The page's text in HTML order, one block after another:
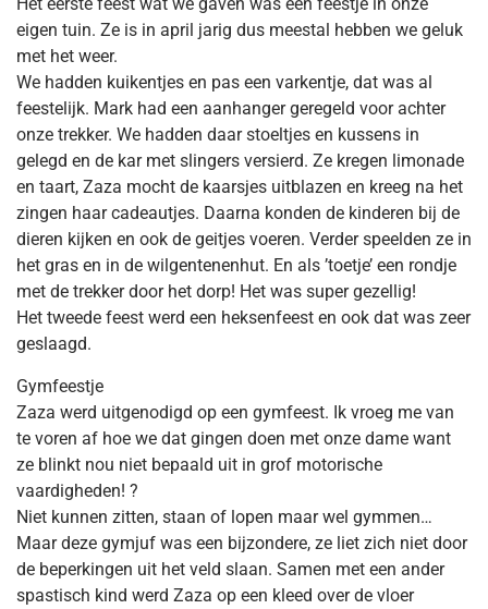
Het eerste feest wat we gaven was een feestje in onze
eigen tuin. Ze is in april jarig dus meestal hebben we geluk
met het weer.
We hadden kuikentjes en pas een varkentje, dat was al
feestelijk. Mark had een aanhanger geregeld voor achter
onze trekker. We hadden daar stoeltjes en kussens in
gelegd en de kar met slingers versierd. Ze kregen limonade
en taart, Zaza mocht de kaarsjes uitblazen en kreeg na het
zingen haar cadeautjes. Daarna konden de kinderen bij de
dieren kijken en ook de geitjes voeren. Verder speelden ze in
het gras en in de wilgentenenhut. En als ’toetje’ een rondje
met de trekker door het dorp! Het was super gezellig!
Het tweede feest werd een heksenfeest en ook dat was zeer
geslaagd.
Gymfeestje
Zaza werd uitgenodigd op een gymfeest. Ik vroeg me van
te voren af hoe we dat gingen doen met onze dame want
ze blinkt nou niet bepaald uit in grof motorische
vaardigheden! ?
Niet kunnen zitten, staan of lopen maar wel gymmen…
Maar deze gymjuf was een bijzondere, ze liet zich niet door
de beperkingen uit het veld slaan. Samen met een ander
spastisch kind werd Zaza op een kleed over de vloer